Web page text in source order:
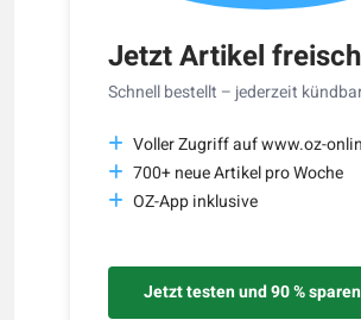
Jetzt Artikel
Schnell bestellt – jederzeit
Voller Zugriff auf www.oz-
700+ neue Artikel pro Woche
OZ-App inklusive
Jetzt testen und 90 % sparen